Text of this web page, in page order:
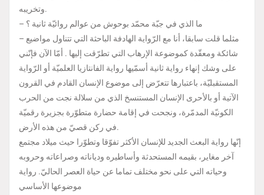
وتخريبه.
– ما الذي في جبّة محمّد بوحوش من عوالم روائيّة ثانية ؟
– مثلما قلت سابقا، أنا مع الرّواية الهادفة الباحثة التي تتناول مواضيع
شائكة ومعقّدة كموضوعة الإرهاب التي تطرّقت إليها . أمّا الآن فإنّني
على وشك إنهاء رواية ثانية أسمّيها رواية الفانتازيا العلميّة أو الرّواية
المستقبليّة، باعتبارها تتعرّض إلى موضوع الإنسان القادم في القرون
الآتية أو بالأحرى الإنسان المستنسخ الذي من سلالة نجت من الحرب
الكونيّة المدمّرة، ونجحت في إقامة حضارة متطوّرة بجزيرة رقميّة
في ركن قصيّ من هذه الأرض.
إنّها رواية البعث الجديد للإنسان الأكثر تفوّقا وتطوّرا حيث ميلاد مجتمع
آخر مغاير، بقيمه المستحدثة وأساطيره ودياناته وصراعاته وحروبه
وحياته التي على نحو مختلف تماما عن حياة العصر الحاليّ. رواية
موضوعها الأساسي